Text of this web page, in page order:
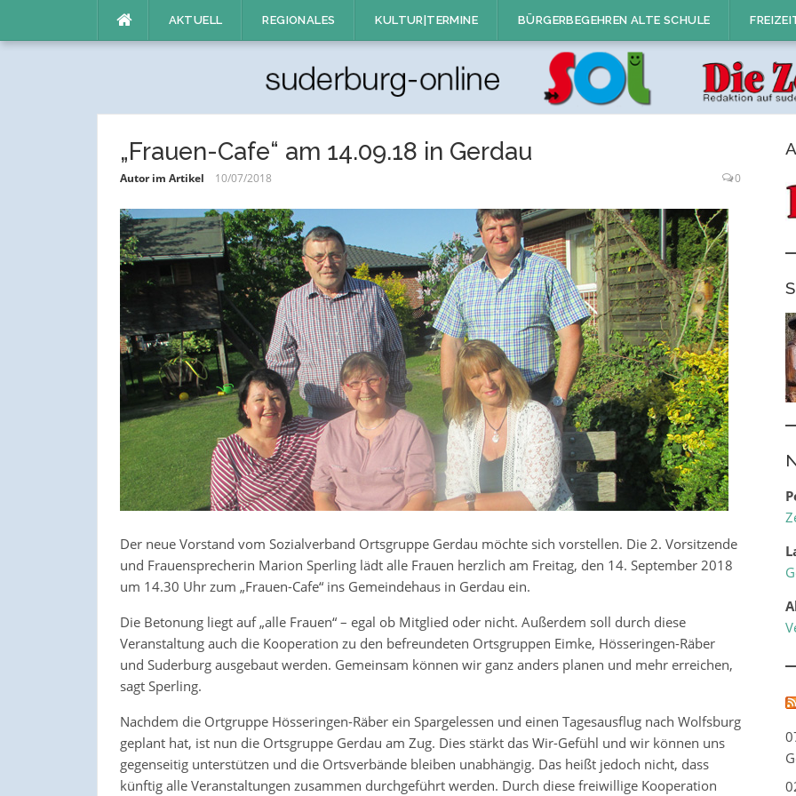
AKTUELL REGIONALES KULTUR|TERMINE BÜRGERBEGEHREN ALTE SCHULE
„Frauen-Cafe“ am 14.09.18 in Gerdau
Autor im Artikel 10/07/2018 0
Der neue Vorstand vom Sozialverband Ortsgruppe Gerdau möchte sich vorstellen. Die 2. Vorsitzende
und Frauensprecherin Marion Sperling lädt alle Frauen herzlich am Freitag, den 14. September 2018
um 14.30 Uhr zum „Frauen-Cafe“ ins Gemeindehaus in Gerdau ein.
Die Betonung liegt auf „alle Frauen“ – egal ob Mitglied oder nicht. Außerdem soll durch diese
Veranstaltung auch die Kooperation zu den befreundeten Ortsgruppen Eimke, Hösseringen-Räber
und Suderburg ausgebaut werden. Gemeinsam können wir ganz anders planen und mehr erreichen,
sagt Sperling.
Nachdem die Ortgruppe Hösseringen-Räber ein Spargelessen und einen Tagesausflug nach Wolfsburg
geplant hat, ist nun die Ortsgruppe Gerdau am Zug. Dies stärkt das Wir-Gefühl und wir können uns
gegenseitig unterstützen und die Ortsverbände bleiben unabhängig. Das heißt jedoch nicht, dass
künftig alle Veranstaltungen zusammen durchgeführt werden. Durch diese freiwillige Kooperation